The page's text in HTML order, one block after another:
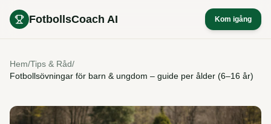
FotbollsCoach AI Kom igång
Hem/Tips & Råd/
Fotbollsövningar för barn & ungdom – guide per ålder (6–16 år)